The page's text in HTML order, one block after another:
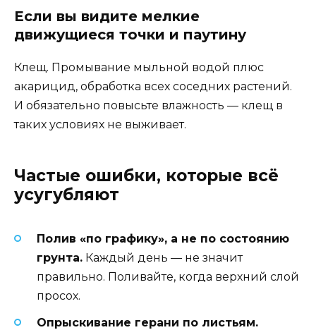
Если вы видите мелкие
движущиеся точки и паутину
Клещ. Промывание мыльной водой плюс
акарицид, обработка всех соседних растений.
И обязательно повысьте влажность — клещ в
таких условиях не выживает.
Частые ошибки, которые всё
усугубляют
Полив «по графику», а не по состоянию
грунта. Каждый день — не значит
правильно. Поливайте, когда верхний слой
просох.
Опрыскивание герани по листьям.